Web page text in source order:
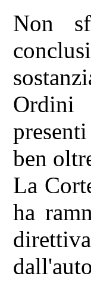
Non
Ordini
ben
La
ha